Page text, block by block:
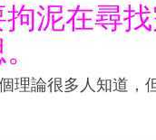
泥在尋
理論很多人知道，